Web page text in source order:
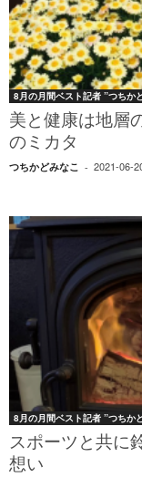
8月の月間ベスト記者 ”つちか
美と健康は地層
のミカタ
つちかどみなこ - 2021-06-
8月の月間ベスト記者 ”つちか
スポーツと共に
想い